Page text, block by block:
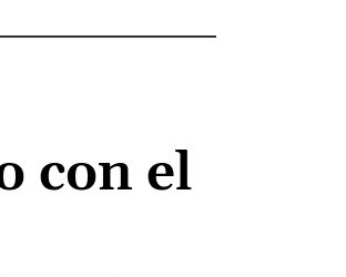
con el